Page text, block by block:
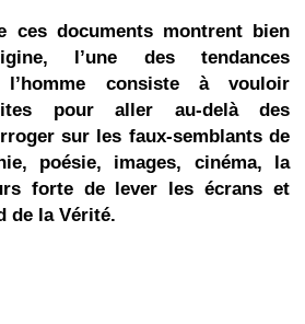
ces documents montrent bien
l’une des
tendances
consiste à vouloir
pour aller au-delà des
sur les faux-semblantsde
poésie, images, cinéma, la
forte de
lever les écrans et
de la Vérité.